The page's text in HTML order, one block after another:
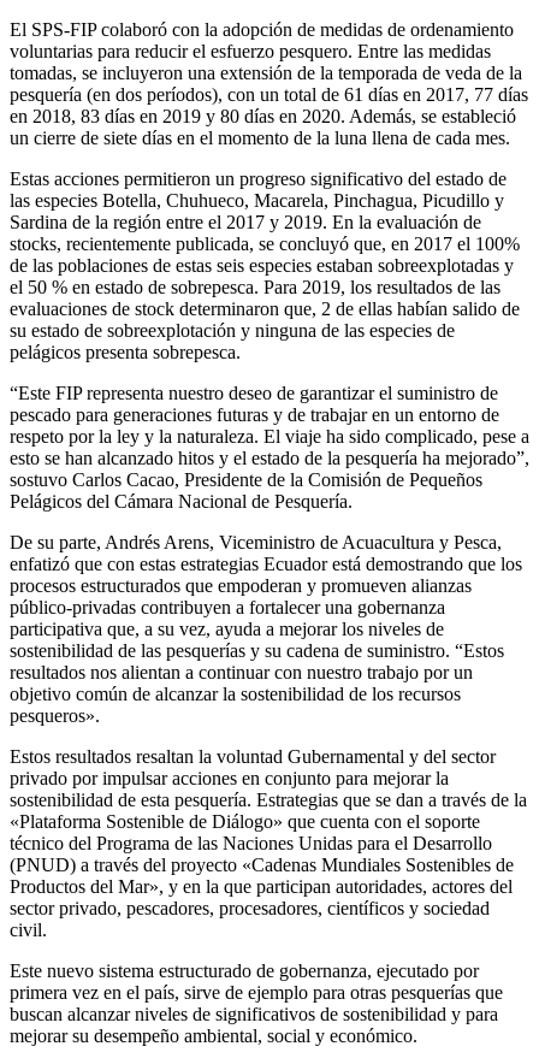
El SPS-FIP colaboró con la adopción de medidas de ordenamiento
voluntarias para reducir el esfuerzo pesquero. Entre las medidas
tomadas, se incluyeron una extensión de la temporada de veda de la
pesquería (en dos períodos), con un total de 61 días en 2017, 77 días
en 2018, 83 días en 2019 y 80 días en 2020. Además, se estableció
un cierre de siete días en el momento de la luna llena de cada mes.
Estas acciones permitieron un progreso significativo del estado de
las especies Botella, Chuhueco, Macarela, Pinchagua, Picudillo y
Sardina de la región entre el 2017 y 2019. En la evaluación de
stocks, recientemente publicada, se concluyó que, en 2017 el 100%
de las poblaciones de estas seis especies estaban sobreexplotadas y
el 50 % en estado de sobrepesca. Para 2019, los resultados de las
evaluaciones de stock determinaron que, 2 de ellas habían salido de
su estado de sobreexplotación y ninguna de las especies de
pelágicos presenta sobrepesca.
“Este FIP representa nuestro deseo de garantizar el suministro de
pescado para generaciones futuras y de trabajar en un entorno de
respeto por la ley y la naturaleza. El viaje ha sido complicado, pese a
esto se han alcanzado hitos y el estado de la pesquería ha mejorado”,
sostuvo Carlos Cacao, Presidente de la Comisión de Pequeños
Pelágicos del Cámara Nacional de Pesquería.
De su parte, Andrés Arens, Viceministro de Acuacultura y Pesca,
enfatizó que con estas estrategias Ecuador está demostrando que los
procesos estructurados que empoderan y promueven alianzas
público-privadas contribuyen a fortalecer una gobernanza
participativa que, a su vez, ayuda a mejorar los niveles de
sostenibilidad de las pesquerías y su cadena de suministro. “Estos
resultados nos alientan a continuar con nuestro trabajo por un
objetivo común de alcanzar la sostenibilidad de los recursos
pesqueros».
Estos resultados resaltan la voluntad Gubernamental y del sector
privado por impulsar acciones en conjunto para mejorar la
sostenibilidad de esta pesquería. Estrategias que se dan a través de la
«Plataforma Sostenible de Diálogo» que cuenta con el soporte
técnico del Programa de las Naciones Unidas para el Desarrollo
(PNUD) a través del proyecto «Cadenas Mundiales Sostenibles de
Productos del Mar», y en la que participan autoridades, actores del
sector privado, pescadores, procesadores, científicos y sociedad
civil.
Este nuevo sistema estructurado de gobernanza, ejecutado por
primera vez en el país, sirve de ejemplo para otras pesquerías que
buscan alcanzar niveles de significativos de sostenibilidad y para
mejorar su desempeño ambiental, social y económico.